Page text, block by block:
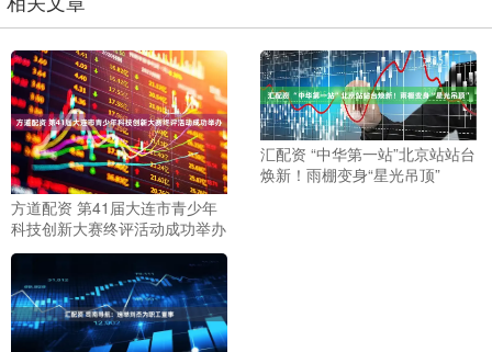
方道配资 第41届大连市青少年
科技创新大赛终评活动成功举办
汇配资 “中华第一站”北京站站台
焕新！雨棚变身“星光吊顶”